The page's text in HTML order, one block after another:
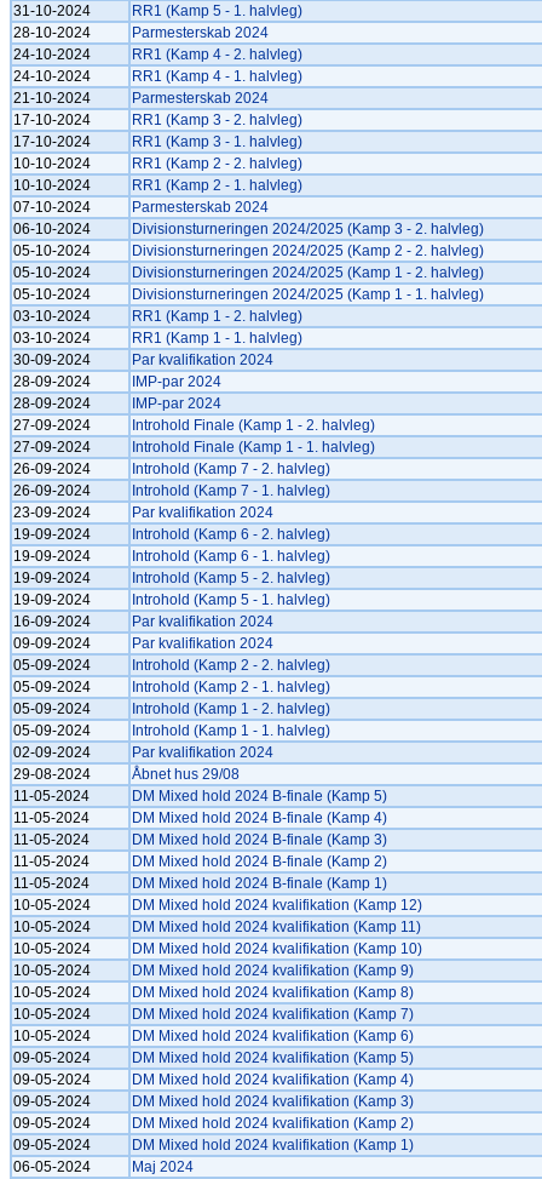
31-10-2024
RR1 (Kamp 5 - 1. halvleg)
28-10-2024
Parmesterskab 2024
24-10-2024
RR1 (Kamp 4 - 2. halvleg)
24-10-2024
RR1 (Kamp 4 - 1. halvleg)
21-10-2024
Parmesterskab 2024
17-10-2024
RR1 (Kamp 3 - 2. halvleg)
17-10-2024
RR1 (Kamp 3 - 1. halvleg)
10-10-2024
RR1 (Kamp 2 - 2. halvleg)
10-10-2024
RR1 (Kamp 2 - 1. halvleg)
07-10-2024
Parmesterskab 2024
06-10-2024
Divisionsturneringen 2024/2025 (Kamp 3 - 2. halvleg)
05-10-2024
Divisionsturneringen 2024/2025 (Kamp 2 - 2. halvleg)
05-10-2024
Divisionsturneringen 2024/2025 (Kamp 1 - 2. halvleg)
05-10-2024
Divisionsturneringen 2024/2025 (Kamp 1 - 1. halvleg)
03-10-2024
RR1 (Kamp 1 - 2. halvleg)
03-10-2024
RR1 (Kamp 1 - 1. halvleg)
30-09-2024
Par kvalifikation 2024
28-09-2024
IMP-par 2024
28-09-2024
IMP-par 2024
27-09-2024
Introhold Finale (Kamp 1 - 2. halvleg)
27-09-2024
Introhold Finale (Kamp 1 - 1. halvleg)
26-09-2024
Introhold (Kamp 7 - 2. halvleg)
26-09-2024
Introhold (Kamp 7 - 1. halvleg)
23-09-2024
Par kvalifikation 2024
19-09-2024
Introhold (Kamp 6 - 2. halvleg)
19-09-2024
Introhold (Kamp 6 - 1. halvleg)
19-09-2024
Introhold (Kamp 5 - 2. halvleg)
19-09-2024
Introhold (Kamp 5 - 1. halvleg)
16-09-2024
Par kvalifikation 2024
09-09-2024
Par kvalifikation 2024
05-09-2024
Introhold (Kamp 2 - 2. halvleg)
05-09-2024
Introhold (Kamp 2 - 1. halvleg)
05-09-2024
Introhold (Kamp 1 - 2. halvleg)
05-09-2024
Introhold (Kamp 1 - 1. halvleg)
02-09-2024
Par kvalifikation 2024
29-08-2024
Åbnet hus 29/08
11-05-2024
DM Mixed hold 2024 B-finale (Kamp 5)
11-05-2024
DM Mixed hold 2024 B-finale (Kamp 4)
11-05-2024
DM Mixed hold 2024 B-finale (Kamp 3)
11-05-2024
DM Mixed hold 2024 B-finale (Kamp 2)
11-05-2024
DM Mixed hold 2024 B-finale (Kamp 1)
10-05-2024
DM Mixed hold 2024 kvalifikation (Kamp 12)
10-05-2024
DM Mixed hold 2024 kvalifikation (Kamp 11)
10-05-2024
DM Mixed hold 2024 kvalifikation (Kamp 10)
10-05-2024
DM Mixed hold 2024 kvalifikation (Kamp 9)
10-05-2024
DM Mixed hold 2024 kvalifikation (Kamp 8)
10-05-2024
DM Mixed hold 2024 kvalifikation (Kamp 7)
10-05-2024
DM Mixed hold 2024 kvalifikation (Kamp 6)
09-05-2024
DM Mixed hold 2024 kvalifikation (Kamp 5)
09-05-2024
DM Mixed hold 2024 kvalifikation (Kamp 4)
09-05-2024
DM Mixed hold 2024 kvalifikation (Kamp 3)
09-05-2024
DM Mixed hold 2024 kvalifikation (Kamp 2)
09-05-2024
DM Mixed hold 2024 kvalifikation (Kamp 1)
06-05-2024
Maj 2024